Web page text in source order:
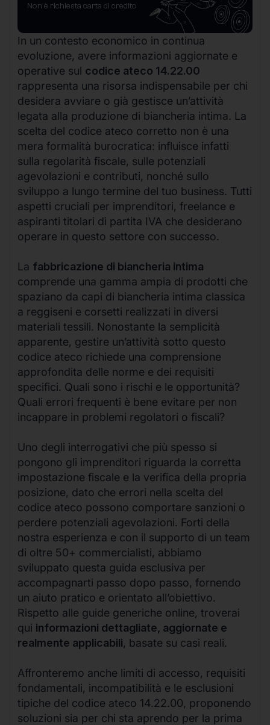
Non è richiesta carta di credito
In un contesto economico in continua
evoluzione, avere informazioni aggiornate e
operative sul codice ateco 14.22.00
rappresenta una risorsa indispensabile per chi
desidera avviare o già gestisce un’attività
legata alla produzione di biancheria intima. La
scelta del codice ateco corretto non è una
mera formalità burocratica: influisce infatti
sulla regolarità fiscale, sulle potenziali
agevolazioni e contributi, nonché sullo
sviluppo a lungo termine del tuo business. Tutti
aspetti cruciali per imprenditori, freelance e
aspiranti titolari di partita IVA che desiderano
operare in questo settore con successo.
La fabbricazione di biancheria intima
comprende una gamma ampia di prodotti che
spaziano da capi di biancheria intima classica
a reggiseni e corsetti realizzati in diversi
materiali tessili. Nonostante la semplicità
apparente, gestire un’attività sotto questo
codice ateco richiede una comprensione
approfondita delle norme e dei requisiti
specifici. Quali sono i rischi e le opportunità?
Quali errori frequenti è bene evitare per non
incappare in problemi regolatori o fiscali?
Uno degli interrogativi che più spesso si
pongono gli imprenditori riguarda la corretta
impostazione fiscale e la verifica della propria
posizione, dato che errori nella scelta del
codice ateco possono comportare sanzioni o
perdere potenziali agevolazioni. Forti della
nostra esperienza e con il supporto di un team
di oltre 50+ commercialisti, abbiamo
sviluppato questa guida esclusiva per
accompagnarti passo dopo passo, fornendo
un aiuto pratico e orientato all’obiettivo.
Rispetto alle guide generiche online, troverai
qui informazioni dettagliate, aggiornate e
realmente applicabili, basate su casi reali.
Affronteremo anche limiti di accesso, requisiti
fondamentali, incompatibilità e le esclusioni
tipiche del codice ateco 14.22.00, proponendo
soluzioni sia per chi sta aprendo per la prima